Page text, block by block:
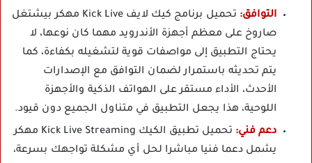
التوافق:
تحميل برنامج كيك لايف Kick Live مهكر بيشتغل
صاروخ على معظم أجهزة الأندرويد مهما كان نوعها، لا
يحتاج التطبيق إلى مواصفات قوية لتشغيله بكفاءة، كما
يتم تحديثه باستمرار لضمان التوافق مع الإصدارات
الأحدث، الأداء مستقر على الهواتف الذكية والأجهزة
اللوحية، هذا يجعل التطبيق في متناول الجميع دون قيود.
دعم فني:
تحميل تطبيق الكيك Kick Live Streaming مهكر
يشمل دعما فنيا مباشرا لحل أي مشكلة تواجهك بسرعة،